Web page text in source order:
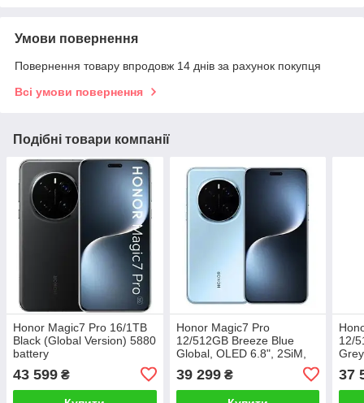
Умови повернення
Повернення товару впродовж 14 днів за рахунок покупця
Всі умови повернення
Подібні товари компанії
Honor Magic7 Pro 16/1TB
Black (Global Version) 5880
battery
43 599 ₴
Honor Magic7 Pro
12/512GB Breeze Blue
Global, OLED 6.8", 2SiM,
камера, Бездротова
зарядка 80Вт, Пластик
39 299₴
12/
37